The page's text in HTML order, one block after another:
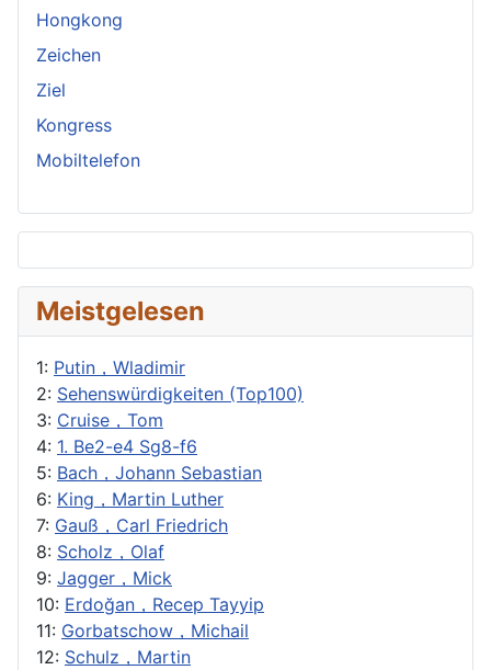
Hongkong
Zeichen
Ziel
Kongress
Mobiltelefon
Meistgelesen
1: Putin，Wladimir
2: Sehenswürdigkeiten (Top100)
3: Cruise，Tom
4: 1. Be2-e4 Sg8-f6
5: Bach，Johann Sebastian
6: King，Martin Luther
7: Gauß，Carl Friedrich
8: Scholz，Olaf
9: Jagger，Mick
10: Erdoğan，Recep Tayyip
11: Gorbatschow，Michail
12: Schulz，Martin